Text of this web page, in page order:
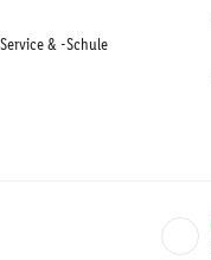
& -Schule